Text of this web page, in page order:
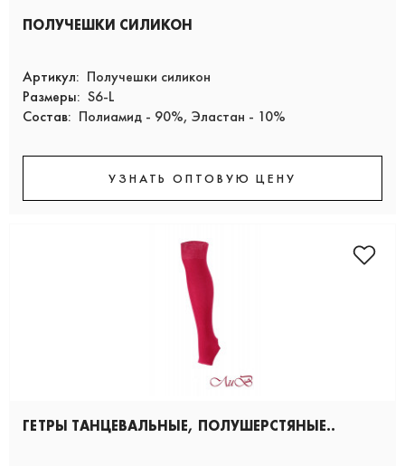
ПОЛУЧЕШКИ СИЛИКОН
Артикул: Получешки силикон
Размеры: S6-L
Состав: Полиамид - 90%, Эластан - 10%
УЗНАТЬ ОПТОВУЮ ЦЕНУ
ГЕТРЫ ТАНЦЕВАЛЬНЫЕ, ПОЛУШЕРСТЯНЫЕ..